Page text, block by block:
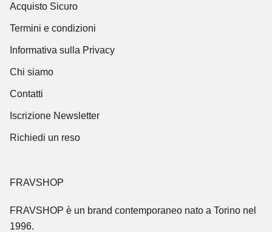
Acquisto Sicuro
Termini e condizioni
Informativa sulla Privacy
Chi siamo
Contatti
Iscrizione Newsletter
Richiedi un reso
FRAVSHOP
FRAVSHOP è un brand contemporaneo nato a Torino nel
1996.